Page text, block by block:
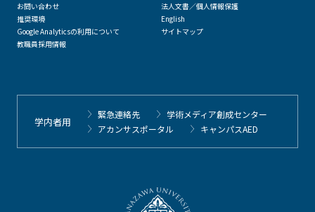
お問い合わせ
推奨環境
Google Analyticsの利用について
教職員採用情報
法人文書／個人情報保護
English
サイトマップ
学内者用
緊急連絡先
学術メディア創成センター
アカンサスポータル
キャンパスAED